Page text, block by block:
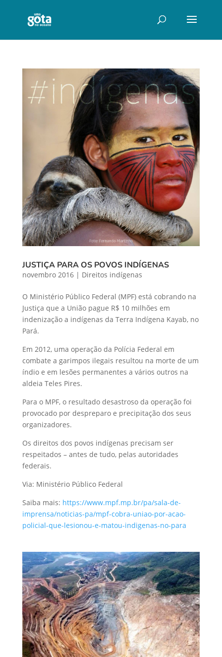
JUSTIÇA PARA OS POVOS INDÍGENAS
novembro 2016| Direitos indígenas
O Ministério Público Federal (MPF) está cobrando na
Justiça que a União pague R$ 10 milhões em
indenização a indígenas da Terra Indígena Kayab, no
Pará.
Em 2012, uma operação da Polícia Federal em
combate a garimpos ilegais resultou na morte de um
índio e em lesões permanentes a vários outros na
aldeia Teles Pires.
Para o MPF, o resultado desastroso da operação foi
provocado por despreparo e precipitação dos seus
organizadores.
Os direitos dos povos indígenas precisam ser
respeitados – antes de tudo, pelas autoridades
federais.
Via: Ministério Público Federal
Saiba mais: https://www.mpf.mp.br/pa/sala-de-
imprensa/noticias-pa/mpf-cobra-uniao-por-acao-
policial-que-lesionou-e-matou-indigenas-no-para